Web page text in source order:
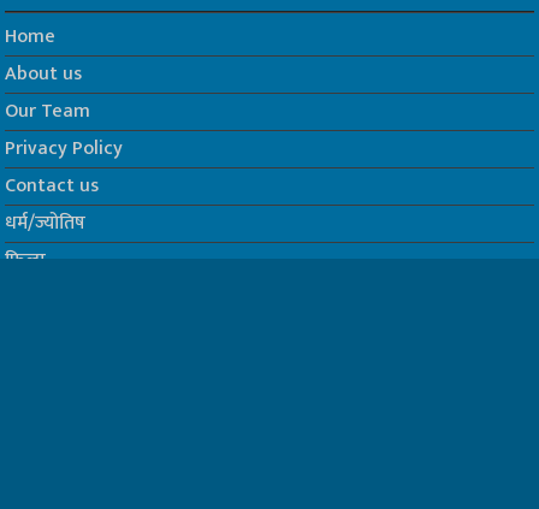
Home
About us
Our Team
Privacy Policy
Contact us
धर्म/ज्योतिष
फिल्म